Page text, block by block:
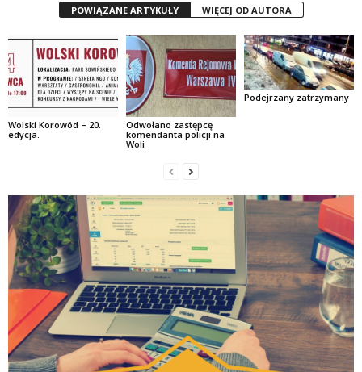
POWIĄZANE ARTYKUŁY WIĘCEJ OD AUTORA
Wolski Korowód – 20.
edycja.
Odwołano zastępcę
komendanta policji na
Woli
Podejrzany zatrzymany